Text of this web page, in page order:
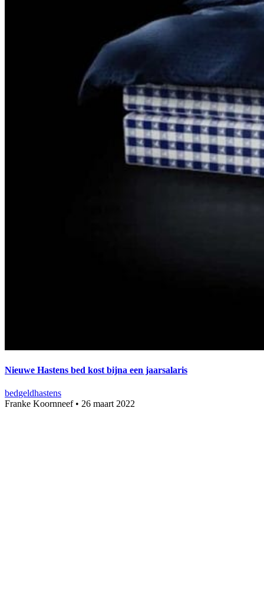
Nieuwe Hastens bed kost bijna een jaarsalaris
bedgeldhastens
Franke Koornneef• 26 maart 2022